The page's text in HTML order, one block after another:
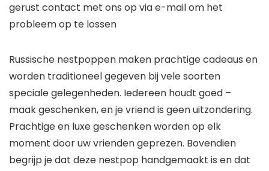
gerust contact met ons op via e-mail om het
probleem op te lossen
Russische nestpoppen maken prachtige cadeaus en
worden traditioneel gegeven bij vele soorten
speciale gelegenheden. Iedereen houdt goed –
maak geschenken, en je vriend is geen uitzondering.
Prachtige en luxe geschenken worden op elk
moment door uw vrienden geprezen. Bovendien
begrijp je dat deze nestpop handgemaakt is en dat